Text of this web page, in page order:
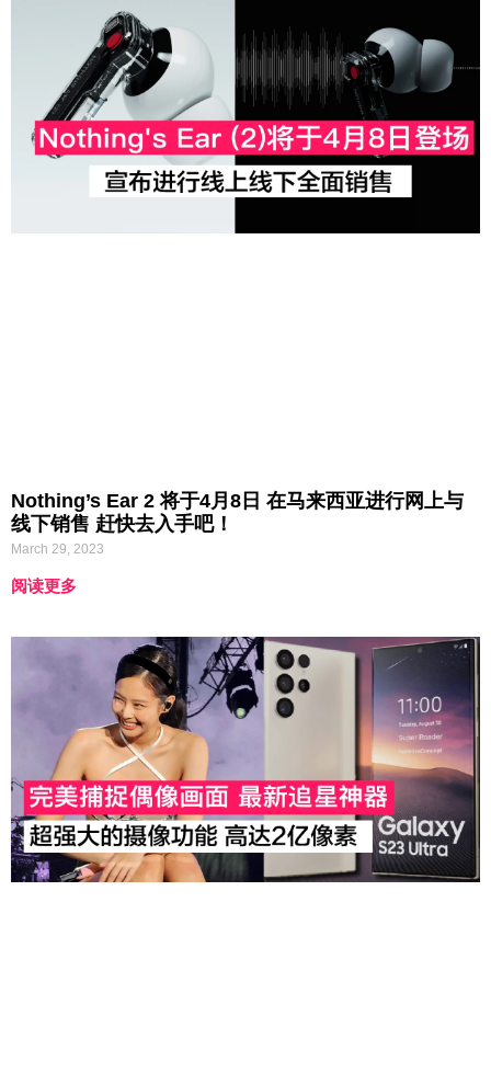
Nothing’s Ear 2 将于4月8日 在马来西亚进行网上与
线下销售 赶快去入手吧！
March 29, 2023
阅读更多